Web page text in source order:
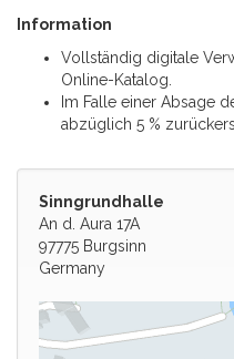
Information
Vollständig digitale
Online-Katalog.
Im Falle einer Absage
abzüglich 5 %
Sinngrundhalle
An d. Aura 17A
97775 Burgsinn
Germany